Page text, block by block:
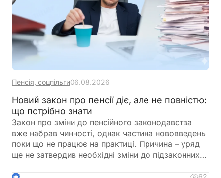
Пенсія, соцпільги06.08.2026
Новий закон про пенсії діє, але не повністю:
що потрібно знати
Закон про зміни до пенсійного законодавства
вже набрав чинності, однак частина нововведень
поки що не працює на практиці. Причина – уряд
ще не затвердив необхідні зміни до підзаконних